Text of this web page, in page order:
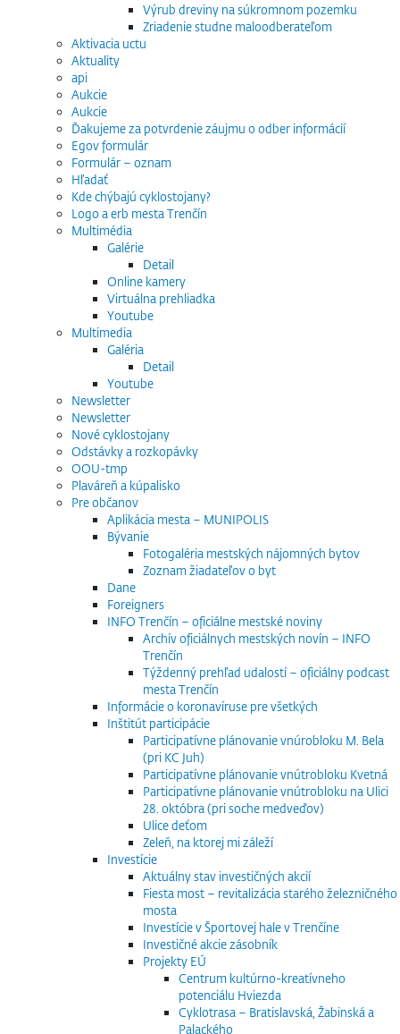
Výrub dreviny na súkromnom pozemku
Zriadenie studne maloodberateľom
Aktivacia uctu
Aktuality
api
Aukcie
Aukcie
Ďakujeme za potvrdenie záujmu o odber informácií
Egov formulár
Formulár – oznam
Hľadať
Kde chýbajú cyklostojany?
Logo a erb mesta Trenčín
Multimédia
Galérie
Detail
Online kamery
Virtuálna prehliadka
Youtube
Multimedia
Galéria
Detail
Youtube
Newsletter
Newsletter
Nové cyklostojany
Odstávky a rozkopávky
OOU-tmp
Plaváreň a kúpalisko
Pre občanov
Aplikácia mesta – MUNIPOLIS
Bývanie
Fotogaléria mestských nájomných bytov
Zoznam žiadateľov o byt
Dane
Foreigners
INFO Trenčín – oficiálne mestské noviny
Archív oficiálnych mestských novín – INFO
Trenčín
Týždenný prehľad udalostí – oficiálny podcast
mesta Trenčín
Informácie o koronavíruse pre všetkých
Inštitút participácie
Participatívne plánovanie vnúrobloku M. Bela
(pri KC Juh)
Participatívne plánovanie vnútrobloku Kvetná
Participatívne plánovanie vnútrobloku na Ulici
28. októbra (pri soche medveďov)
Ulice deťom
Zeleň, na ktorej mi záleží
Investície
Aktuálny stav investičných akcií
Fiesta most – revitalizácia starého železničného
mosta
Investície v Športovej hale v Trenčíne
Investičné akcie zásobník
Projekty EÚ
Centrum kultúrno-kreatívneho
potenciálu Hviezda
Cyklotrasa – Bratislavská, Žabinská a
Palackého